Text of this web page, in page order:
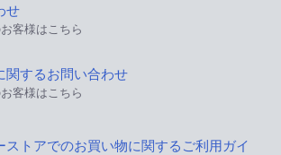
せ
客様はこちら
関するお問い合わせ
客様はこちら
ストアでのお買い物に関するご利用ガイ